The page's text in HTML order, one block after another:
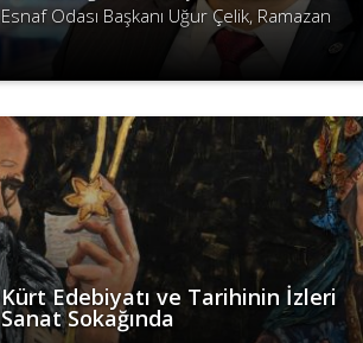
Esnaf Odası Başkanı Uğur Çelik, Ramazan
Bayramı dolayısıyla mesaj yayımladı. Bayramın
Kürt Edebiyatı ve Tarihinin İzleri
Sanat Sokağında